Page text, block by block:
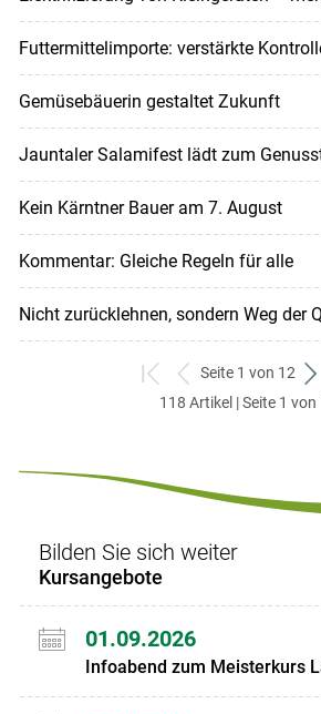
Futtermittelimporte: verstärkte
Gemüsebäuerin gestaltet Zukunft
Jauntaler Salamifest lädt zum
Kein Kärntner Bauer am 7. August
Kommentar: Gleiche Regeln für alle
Nicht zurücklehnen, sondern Weg der
zum
ersten
zurück
zum
Seite 1 von 12
118 Artikel | Seite 1 von
Bilden Sie sich weiter
Kursangebote
01.09.2026
Infoabend zum Meisterkurs